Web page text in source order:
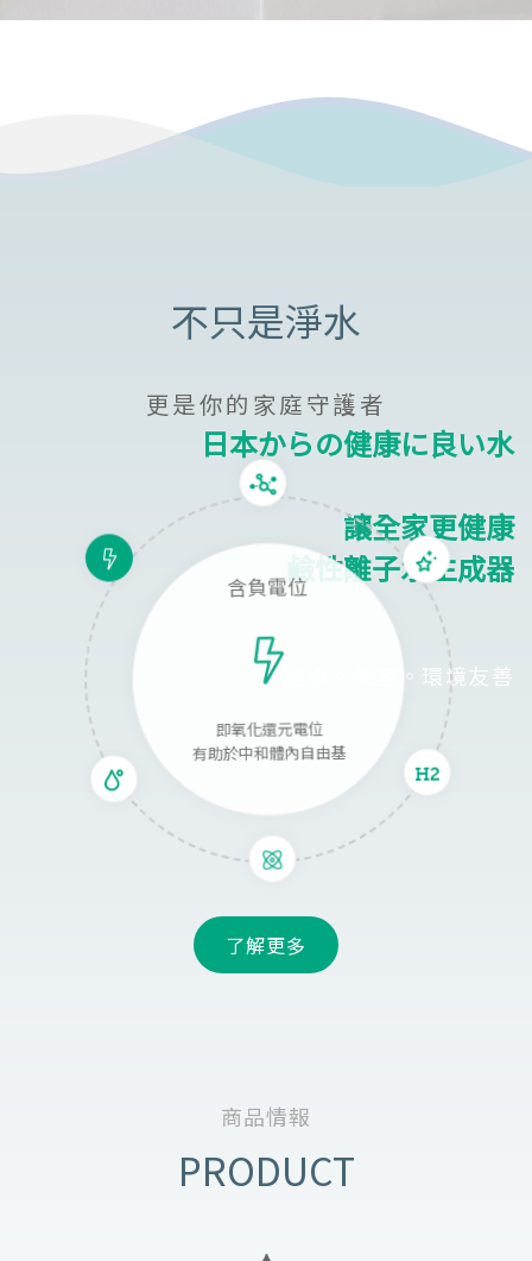
日本からの健康に良い水
讓全家更健康
鹼性離子水生成器
健康。美容。環境友善
更是你的家庭守護者
含負電位
即氧化還元電位
有助於中和體內自由基
了解更多
商品情報